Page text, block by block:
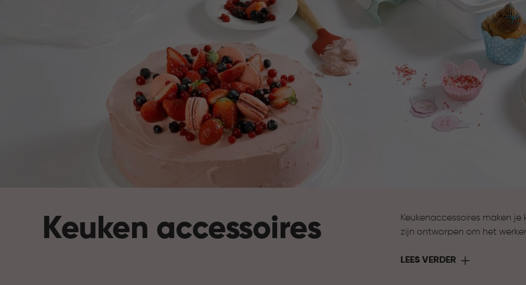
Keuken accessoires
Keukenaccessoires maken
zijn ontworpen om het
nodig hebt om jouw keuken
LEES VERDER